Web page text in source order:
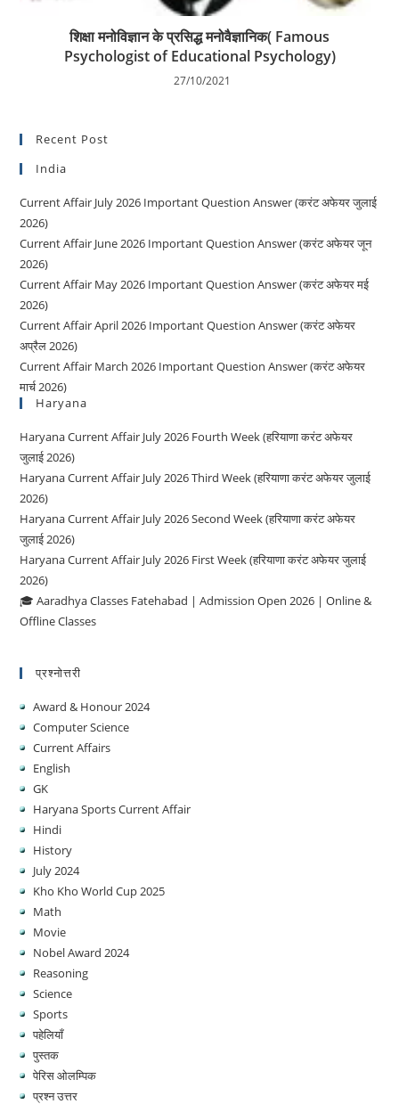
शिक्षा मनोविज्ञान के प्रसिद्ध मनोवैज्ञानिक( Famous
Psychologist of Educational Psychology)
27/10/2021
Recent Post
India
Current Affair July 2026 Important Question Answer (करंट अफेयर जुलाई
2026)
Current Affair June 2026 Important Question Answer (करंट अफेयर जून
2026)
Current Affair May 2026 Important Question Answer (करंट अफेयर मई
2026)
Current Affair April 2026 Important Question Answer (करंट अफेयर
अप्रैल 2026)
Current Affair March 2026 Important Question Answer (करंट अफेयर
मार्च 2026)
Haryana
Haryana Current Affair July 2026 Fourth Week (हरियाणा करंट अफेयर
जुलाई 2026)
Haryana Current Affair July 2026 Third Week (हरियाणा करंट अफेयर जुलाई
2026)
Haryana Current Affair July 2026 Second Week (हरियाणा करंट अफेयर
जुलाई 2026)
Haryana Current Affair July 2026 First Week (हरियाणा करंट अफेयर जुलाई
2026)
🎓 Aaradhya Classes Fatehabad | Admission Open 2026 | Online &
Offline Classes
प्रश्नोत्तरी
Award & Honour 2024
Computer Science
Current Affairs
English
GK
Haryana Sports Current Affair
Hindi
History
July 2024
Kho Kho World Cup 2025
Math
Movie
Nobel Award 2024
Reasoning
Science
Sports
पहेलियाँ
पुस्तक
पेरिस ओलम्पिक
प्रश्न उत्तर